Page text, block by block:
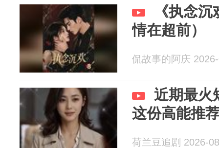
《执念
情在超前）
侃故事的阿庆
近期最火
这份高能推
荷兰豆追剧 2026-